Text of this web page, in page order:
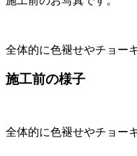
全体的に色褪せやチョー
施工前の様子
全体的に色褪せやチョー